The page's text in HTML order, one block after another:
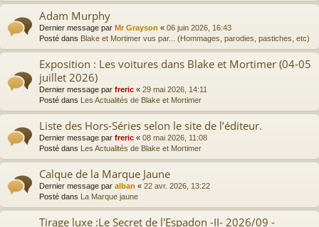
Adam Murphy
Dernier message par Mr Grayson « 06 juin 2026, 16:43
Posté dans Blake et Mortimer vus par... (Hommages, parodies, pastiches, etc)
Exposition : Les voitures dans Blake et Mortimer (04-05
juillet 2026)
Dernier message par freric « 29 mai 2026, 14:11
Posté dans Les Actualités de Blake et Mortimer
Liste des Hors-Séries selon le site de l’éditeur.
Dernier message par freric « 08 mai 2026, 11:08
Posté dans Les Actualités de Blake et Mortimer
Calque de la Marque Jaune
Dernier message par alban « 22 avr. 2026, 13:22
Posté dans La Marque jaune
Tirage luxe :Le Secret de l'Espadon -II- 2026/09 -